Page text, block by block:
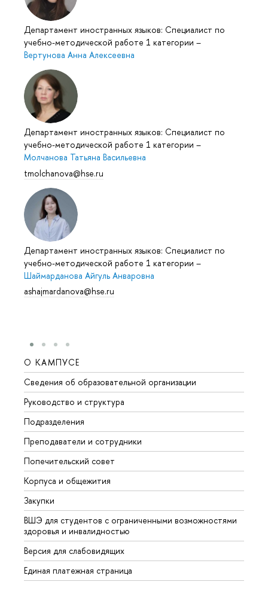
Департамент иностранных языков: Специалист по
учебно-методической работе 1 категории –
Вертунова Анна Алексеевна
Департамент иностранных языков: Специалист по
учебно-методической работе 1 категории –
Молчанова Татьяна Васильевна
tmolchanova@hse.ru
Департамент иностранных языков: Специалист по
учебно-методической работе 1 категории –
Шаймарданова Айгуль Анваровна
ashajmardanova@hse.ru
О КАМПУСЕ
Сведения об образовательной организации
Руководство и структура
Подразделения
Преподаватели и сотрудники
Попечительский совет
Корпуса и общежития
Закупки
ВШЭ для студентов с ограниченными возможностями
здоровья и инвалидностью
Версия для слабовидящих
Единая платежная страница